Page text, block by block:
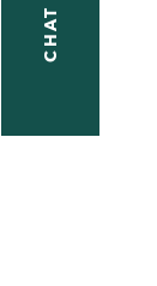
CHAT